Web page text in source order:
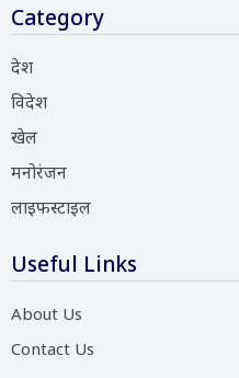
Category
देश
विदेश
खेल
मनोरंजन
लाइफस्टाइल
Useful Links
About Us
Contact Us